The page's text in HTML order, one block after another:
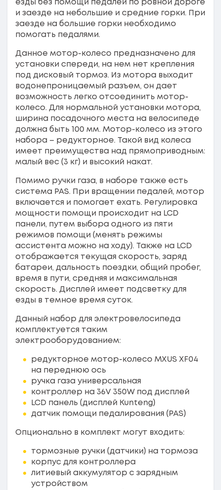
езды без помощи педалей по ровной дороге
и заезде на небольшие и средние горки. При
заезде на большие горки необходимо
помогать педалями.
Данное мотор-колесо предназначено для
установки спереди, на нем нет крепления
под дисковый тормоз. Из мотора выходит
водонепроницаемый разъем, он дает
возможность легко отсоединить мотор-
колесо. Для нормальной установки мотора,
ширина посадочного места на велосипеде
должна быть 100 мм. Мотор-колесо из этого
набора – редукторное. Такой вид колеса
имеет преимущества над прямоприводным:
малый вес (3 кг) и высокий накат.
Помимо ручки газа, в наборе также есть
система PAS. При вращении педалей, мотор
включается и помогает ехать. Регулировка
мощности помощи происходит на LCD
панели, путем выбора одного из пяти
режимов помощи (менять режимы
ассистента можно на ходу). Также на LCD
отображается текущая скорость, заряд
батареи, дальность поездки, общий пробег,
время в пути, средняя и максимальная
скорость. Дисплей имеет подсветку для
езды в темное время суток.
Данный набор для электровелосипеда
комплектуется таким
электрооборудованием:
редукторное мотор-колесо MXUS XF04
на переднюю ось
ручка газа универсальная
контроллер на 36V 350W под дисплей
LCD панель (дисплей Kunteng)
датчик помощи педалирования (PAS)
Опционально в комплект могут входить:
тормозные ручки (датчики) на тормоза
корпус для контроллера
литиевый аккумулятор с зарядным
устройством